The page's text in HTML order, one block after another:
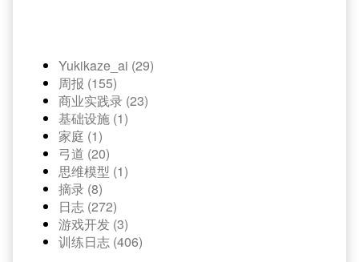
Yukikaze_ai (29)
周报 (155)
商业实践录 (23)
基础设施 (1)
家庭 (1)
弓道 (20)
思维模型 (1)
摘录 (8)
日志 (272)
游戏开发 (3)
训练日志 (406)